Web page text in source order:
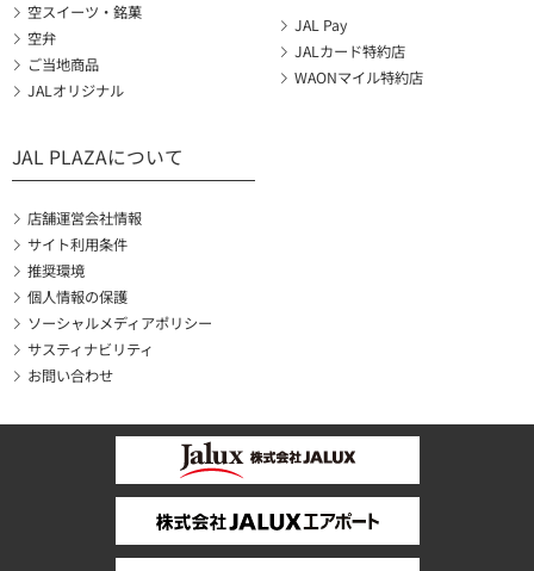
空スイーツ・銘菓
空弁
ご当地商品
JALオリジナル
JAL Pay
JALカード特約店
WAONマイル特約店
JAL PLAZAについて
店舗運営会社情報
サイト利用条件
推奨環境
個人情報の保護
ソーシャルメディアポリシー
サスティナビリティ
お問い合わせ